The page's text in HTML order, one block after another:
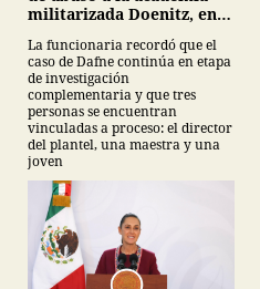
militarizada Doenitz, en
La funcionaria recordó que el
caso de Dafne continúa en etapa
de investigación
complementaria y que tres
personas se encuentran
vinculadas a proceso: el director
del plantel, una maestra y una
joven